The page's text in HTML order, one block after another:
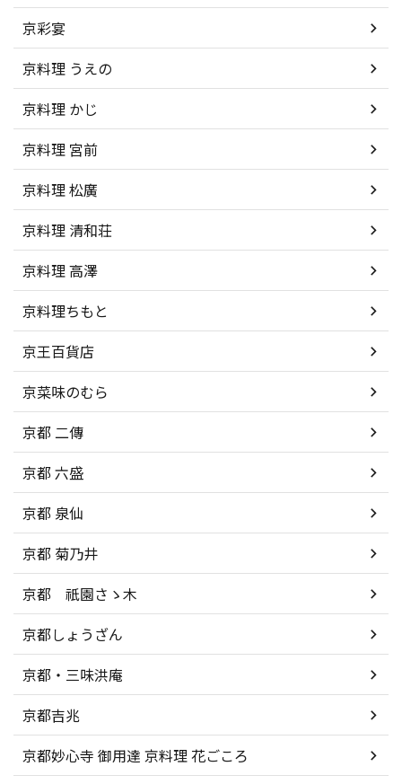
京彩宴
京料理 うえの
京料理 かじ
京料理 宮前
京料理 松廣
京料理 清和荘
京料理 高澤
京料理ちもと
京王百貨店
京菜味のむら
京都 二傳
京都 六盛
京都 泉仙
京都 菊乃井
京都 祇園さゝ木
京都しょうざん
京都・三味洪庵
京都吉兆
京都妙心寺 御用達 京料理 花ごころ